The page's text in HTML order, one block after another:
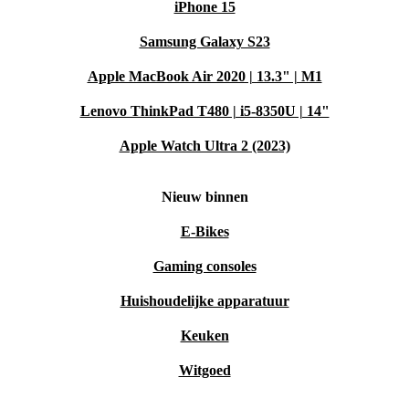
iPhone 15
Samsung Galaxy S23
Apple MacBook Air 2020 | 13.3" | M1
Lenovo ThinkPad T480 | i5-8350U | 14"
Apple Watch Ultra 2 (2023)
Nieuw binnen
E-Bikes
Gaming consoles
Huishoudelijke apparatuur
Keuken
Witgoed